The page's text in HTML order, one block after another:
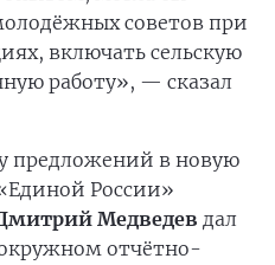
советов при
включать сельскую
работу», — сказал
предложений в новую
России»
Медведев дал
отчётно-